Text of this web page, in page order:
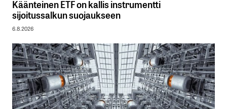
Käänteinen ETF on kallis instrumentti
sijoitussalkun suojaukseen
6.8.2026